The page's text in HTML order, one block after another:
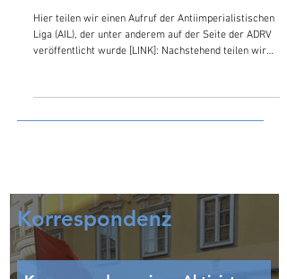
AIL: Kämpft gegen den G7-Gipfel
den Aufruf der Internationalen Antiimperialistischen
Liga zur Beteiligung an der Demonstration gegen den
G7 Gipfel am 14. Juni in Genf: Antiimperialisten aller
Länder, vereinigt euch! Kämpft gegen den G7-Gipfel –
Kein Frieden mit den Imperialisten Sieg den